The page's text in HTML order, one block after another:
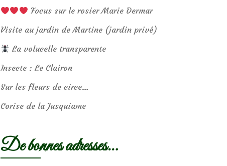
Focus sur le rosier Marie Dermar
Visite au jardin de Martine (jardin privé)
La volucelle transparente
Insecte : Le Clairon
Sur les fleurs de circe…
Corise de la Jusquiame
De bonnes adresses…